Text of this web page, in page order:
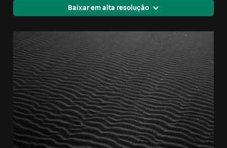
Baixar em alta resolução